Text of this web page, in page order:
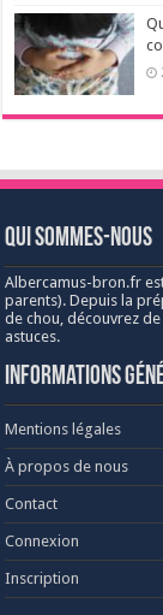
Qui sommes-nous
Albercamus-bron.fr
parents). Depuis la
de chou, découvrez
astuces.
Informations
Mentions légales
À propos de nous
Contact
Connexion
Inscription